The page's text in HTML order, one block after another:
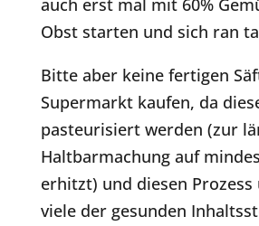
auch erst mal mit 60%
Obst starten und sich ran
Bitte aber keine fertigen
Supermarkt kaufen, da
pasteurisiert werden (zur
Haltbarmachung auf
erhitzt) und diesen Prozess
viele der gesunden